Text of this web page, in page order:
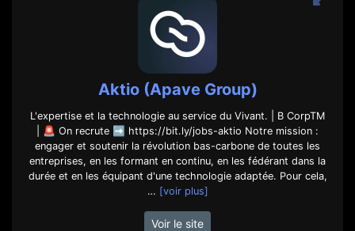
Aktio (Apave Group)
L'expertise et la technologie au service du Vivant. | B CorpTM
| 🚨 On recrute ➡️ https://bit.ly/jobs-aktio Notre mission :
engager et soutenir la révolution bas-carbone de toutes les
entreprises, en les formant en continu, en les fédérant dans la
durée et en les équipant d'une technologie adaptée. Pour cela,
… [voir plus]
Voir le site